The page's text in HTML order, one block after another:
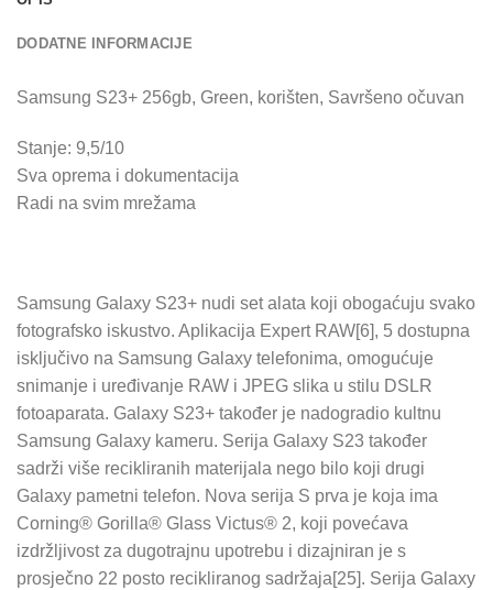
DODATNE INFORMACIJE
Samsung S23+ 256gb, Green, korišten, Savršeno očuvan
Stanje: 9,5/10
Sva oprema i dokumentacija
Radi na svim mrežama
Samsung Galaxy S23+ nudi set alata koji obogaćuju svako
fotografsko iskustvo. Aplikacija Expert RAW[6], 5 dostupna
isključivo na Samsung Galaxy telefonima, omogućuje
snimanje i uređivanje RAW i JPEG slika u stilu DSLR
fotoaparata. Galaxy S23+ također je nadogradio kultnu
Samsung Galaxy kameru. Serija Galaxy S23 također
sadrži više recikliranih materijala nego bilo koji drugi
Galaxy pametni telefon. Nova serija S prva je koja ima
Corning® Gorilla® Glass Victus® 2, koji povećava
izdržljivost za dugotrajnu upotrebu i dizajniran je s
prosječno 22 posto recikliranog sadržaja[25]. Serija Galaxy